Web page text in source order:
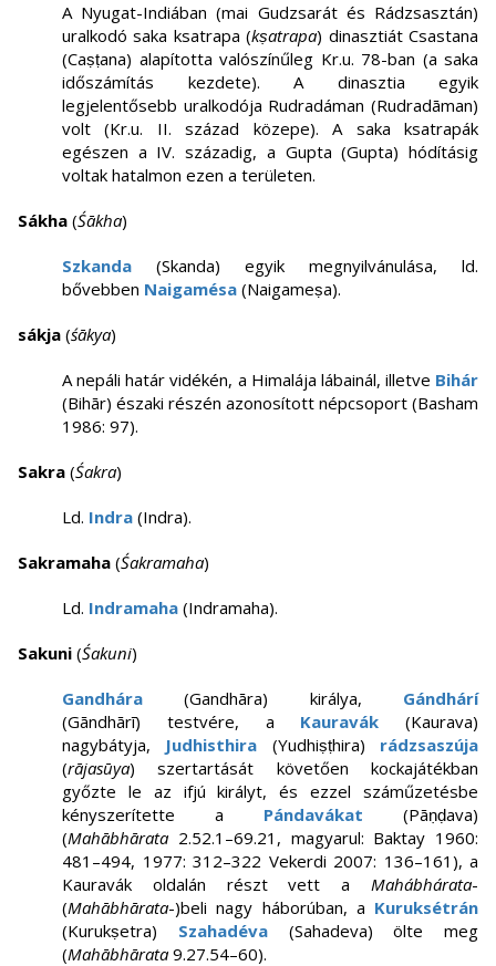
A Nyugat-Indiában (mai Gudzsarát és Rádzsasztán)
uralkodó saka ksatrapa (kṣatrapa) dinasztiát Csastana
(Caṣṭana) alapította valószínűleg Kr.u. 78-ban (a saka
időszámítás kezdete). A dinasztia egyik
legjelentősebb uralkodója Rudradáman (Rudradāman)
volt (Kr.u. II. század közepe). A saka ksatrapák
egészen a IV. századig, a Gupta (Gupta) hódításig
voltak hatalmon ezen a területen.
Sákha (Śākha)
Szkanda (Skanda) egyik megnyilvánulása, ld.
bővebben Naigamésa (Naigameṣa).
sákja (śākya)
A nepáli határ vidékén, a Himalája lábainál, illetve Bihár
(Bihār) északi részén azonosított népcsoport (Basham
1986: 97).
Sakra (Śakra)
Ld. Indra (Indra).
Sakramaha (Śakramaha)
Ld. Indramaha (Indramaha).
Sakuni (Śakuni)
Gandhára (Gandhāra) királya, Gándhárí
(Gāndhārī) testvére, a Kauravák (Kaurava)
nagybátyja, Judhisthira (Yudhiṣṭhira) rádzsaszúja
(rājasūya) szertartását követően kockajátékban
győzte le az ifjú királyt, és ezzel száműzetésbe
kényszerítette a Pándavákat (Pāṇḍava)
(Mahābhārata 2.52.1–69.21, magyarul: Baktay 1960:
481–494, 1977: 312–322 Vekerdi 2007: 136–161), a
Kauravák oldalán részt vett a Mahábhárata-
(Mahābhārata-)beli nagy háborúban, a Kuruksétrán
(Kurukṣetra) Szahadéva(Sahadeva) ölte meg
(Mahābhārata 9.27.54–60).